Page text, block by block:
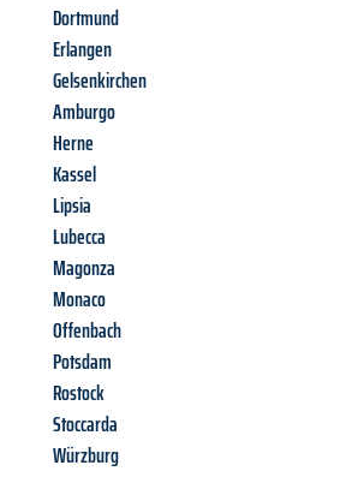
Dortmund
Erlangen
Gelsenkirchen
Amburgo
Herne
Kassel
Lipsia
Lubecca
Magonza
Monaco
Offenbach
Potsdam
Rostock
Stoccarda
Würzburg